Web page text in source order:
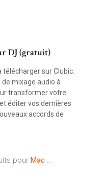
DJ (gratuit)
télécharger sur Clubic.
de mixage audio à
transformer votre
éditer vos dernières
accords de
pour Mac ...